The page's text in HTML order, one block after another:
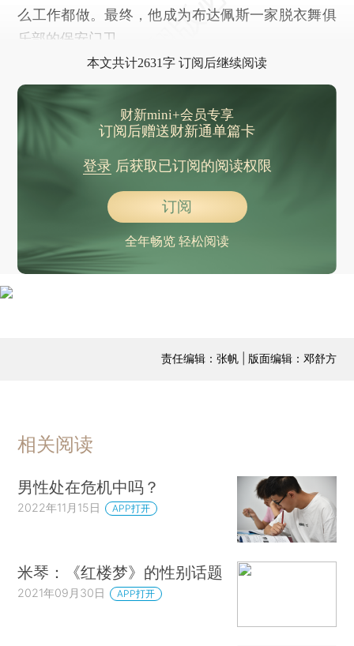
么工作都做。最终，他成为布达佩斯一家脱衣舞俱
乐部的保安门卫。
本文共计2631字 订阅后继续阅读
财新mini+会员专享
订阅后赠送财新通单篇卡
登录后获取已订阅的阅读权限
订阅
全年畅览 轻松阅读
责任编辑：张帆 | 版面编辑：邓舒方
相关阅读
男性处在危机中吗？
2022年11月15日 APP打开
米琴：《红楼梦》的性别话题
2021年09月30日 APP打开